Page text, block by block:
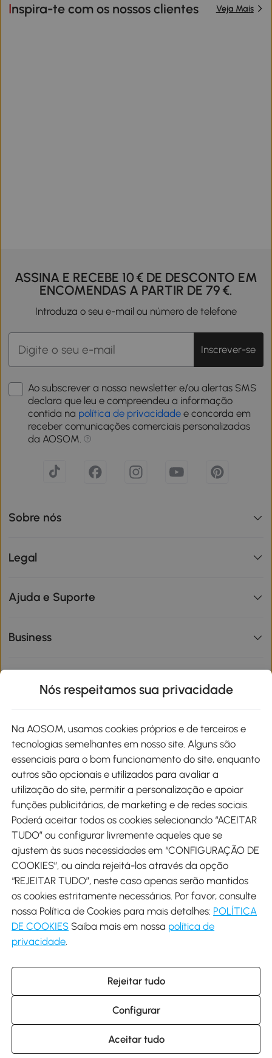
Inspira-te com os nossos clientes Veja Mais
ASSINA E RECEBE 10 € DE DESCONTO EM
ENCOMENDAS A PARTIR DE 79 €.
Introduza o seu e-mail ou número de telefone
Inscrever-se
Ao subscrever a nossa newsletter e/ou alertas SMS
declara que leu e compreendeu a informação
contida na política de privacidade e concorda em
receber comunicações comerciais personalizadas
da AOSOM.
Sobre nós
Legal
Ajuda e Suporte
Business
Métodos de pagamento
Envio
Descarregar Aosom App
Google Play
+34 931 294 512 (Seg-Sex das 7:30 às 16:30h)
info@aosom.pt
C/ Roc Gros, nº 15. 08550 Els Hostalets de Balenyà (Barcelona),
Espanha
© 2014-2026 SPANISH AOSOM SL (NIF: B66295775) Todos os
Nós respeitamos sua privacidade
Na AOSOM, usamos cookies próprios e de terceiros e
tecnologias semelhantes em nosso site. Alguns são
essenciais para o bom funcionamento do site, enquanto
outros são opcionais e utilizados para avaliar a
utilização do site, permitir a personalização e apoiar
funções publicitárias, de marketing e de redes sociais.
Poderá aceitar todos os cookies selecionando “ACEITAR
TUDO” ou configurar livremente aqueles que se
ajustem às suas necessidades em “CONFIGURAÇÃO DE
COOKIES”, ou ainda rejeitá-los através da opção
“REJEITAR TUDO”, neste caso apenas serão mantidos
os cookies estritamente necessários. Por favor, consulte
nossa Política de Cookies para mais detalhes: POLÍTICA
DE COOKIES Saiba mais em nossa política de
privacidade
Rejeitar tudo
Configurar
Aceitar tudo